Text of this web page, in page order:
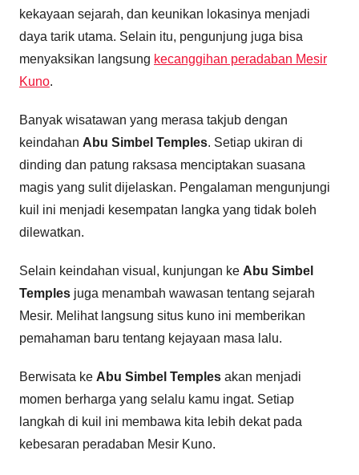
kekayaan sejarah, dan keunikan lokasinya menjadi
daya tarik utama. Selain itu, pengunjung juga bisa
menyaksikan langsung kecanggihan peradaban Mesir
Kuno.
Banyak wisatawan yang merasa takjub dengan
keindahan Abu Simbel Temples. Setiap ukiran di
dinding dan patung raksasa menciptakan suasana
magis yang sulit dijelaskan. Pengalaman mengunjungi
kuil ini menjadi kesempatan langka yang tidak boleh
dilewatkan.
Selain keindahan visual, kunjungan ke Abu Simbel
Temples juga menambah wawasan tentang sejarah
Mesir. Melihat langsung situs kuno ini memberikan
pemahaman baru tentang kejayaan masa lalu.
Berwisata ke Abu Simbel Temples akan menjadi
momen berharga yang selalu kamu ingat. Setiap
langkah di kuil ini membawa kita lebih dekat pada
kebesaran peradaban Mesir Kuno.